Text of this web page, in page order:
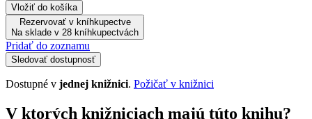
Vložiť do košíka
Rezervovať v kníhkupectve
Na sklade v 28 kníhkupectvách
Pridať do zoznamu
Sledovať dostupnosť
Dostupné v jednej knižnici. Požičať v knižnici
V ktorých knižniciach majú túto knihu?